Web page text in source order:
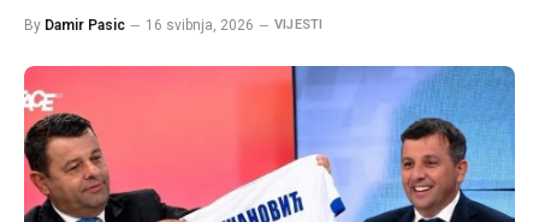
By Damir Pasic 16 svibnja, 2026 VIJESTI